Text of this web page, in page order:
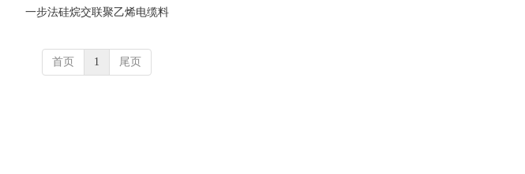
一步法硅烷交联聚乙烯电缆料
首页 1 尾页